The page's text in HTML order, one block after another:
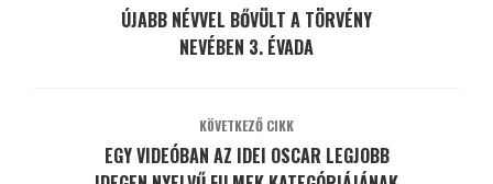
ÚJABB NÉVVEL BŐVÜLT A TÖRVÉNY
NEVÉBEN 3. ÉVADA
KÖVETKEZŐ CIKK
EGY VIDEÓBAN AZ IDEI OSCAR LEGJOBB